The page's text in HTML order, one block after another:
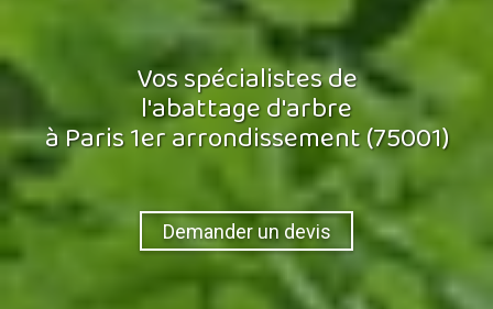
Vos spécialistes de
l'abattage d'arbre
à Paris 1er arrondissement (75001)
Demander un devis